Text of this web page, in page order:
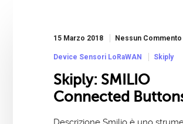
15 Marzo 2018 Nessun Commento
Device Sensori LoRaWAN Skiply
Skiply: SMILIO
Connected